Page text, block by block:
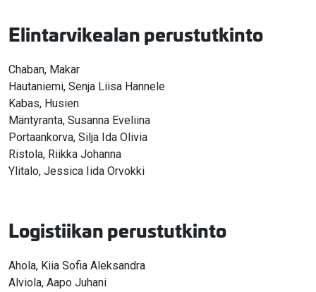
Elintarvikealan perustutkinto
Chaban, Makar
Hautaniemi, Senja Liisa Hannele
Kabas, Husien
Mäntyranta, Susanna Eveliina
Portaankorva, Silja Ida Olivia
Ristola, Riikka Johanna
Ylitalo, Jessica Iida Orvokki
Logistiikan perustutkinto
Ahola, Kiia Sofia Aleksandra
Alviola, Aapo Juhani